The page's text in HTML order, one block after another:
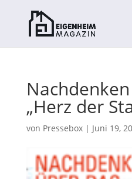
„Herz der
von Pressebox| Juni 19,